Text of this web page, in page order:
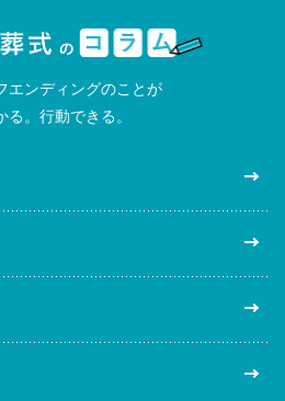
エンディングのことが
る。行動できる。